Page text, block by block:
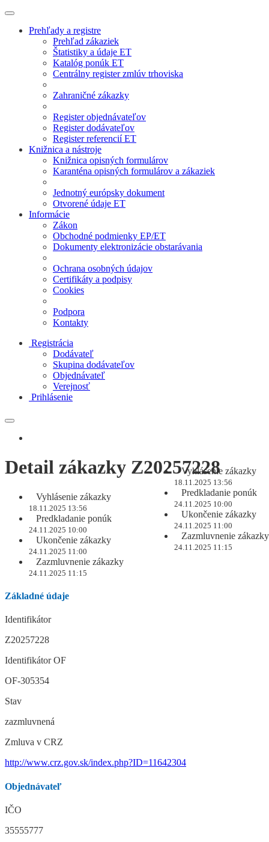
Prehľady a registre
Prehľad zákaziek
Štatistiky a údaje ET
Katalóg ponúk ET
Centrálny register zmlúv trhoviska
Zahraničné zákazky
Register objednávateľov
Register dodávateľov
Register referencií ET
Knižnica a nástroje
Knižnica opisných formulárov
Karanténa opisných formulárov a zákaziek
Jednotný európsky dokument
Otvorené údaje ET
Informácie
Zákon
Obchodné podmienky EP/ET
Dokumenty elektronizácie obstarávania
Ochrana osobných údajov
Certifikáty a podpisy
Cookies
Podpora
Kontakty
Registrácia
Dodávateľ
Skupina dodávateľov
Objednávateľ
Verejnosť
Prihlásenie
Vyhlásenie zákazky
18.11.2025 13:56
Predkladanie ponúk
24.11.2025 10:00
Ukončenie zákazky
24.11.2025 11:00
Zazmluvnenie zákazky
24.11.2025 11:15
Detail zákazky Z20257228
Vyhlásenie zákazky
18.11.2025 13:56
Predkladanie ponúk
24.11.2025 10:00
Ukončenie zákazky
24.11.2025 11:00
Zazmluvnenie zákazky
24.11.2025 11:15
Základné údaje
Identifikátor
Z20257228
Identifikátor OF
OF-305354
Stav
zazmluvnená
Zmluva v CRZ
http://www.crz.gov.sk/index.php?ID=11642304
Objednávateľ
IČO
35555777